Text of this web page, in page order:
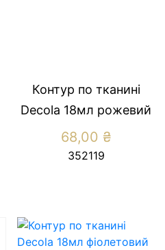
Контур по тканині
Decola 18мл рожевий
68,00 ₴
352119